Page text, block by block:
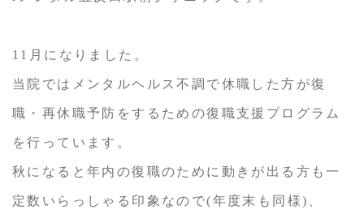
11月になりました。
当院ではメンタルヘルス不調で休職した方が復
職・再休職予防をするための復職支援プログラム
を行っています。
秋になると年内の復職のために動きが出る方も一
定数いらっしゃる印象なので(年度末も同様)、